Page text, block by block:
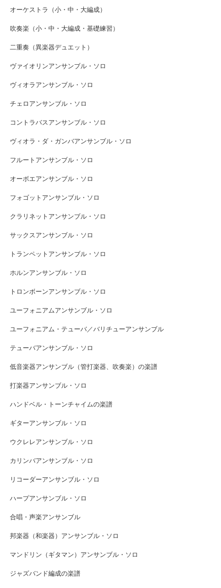
オーケストラ（小・中・大編成）
吹奏楽（小・中・大編成・基礎練習）
二重奏（異楽器デュエット）
ヴァイオリンアンサンブル・ソロ
ヴィオラアンサンブル・ソロ
チェロアンサンブル・ソロ
コントラバスアンサンブル・ソロ
ヴィオラ・ダ・ガンバアンサンブル・ソロ
フルートアンサンブル・ソロ
オーボエアンサンブル・ソロ
フォゴットアンサンブル・ソロ
クラリネットアンサンブル・ソロ
サックスアンサンブル・ソロ
トランペットアンサンブル・ソロ
ホルンアンサンブル・ソロ
トロンボーンアンサンブル・ソロ
ユーフォニアムアンサンブル・ソロ
ユーフォニアム・テューバ／バリチューアンサンブル
テューバアンサンブル・ソロ
低音楽器アンサンブル（管打楽器、吹奏楽）の楽譜
打楽器アンサンブル・ソロ
ハンドベル・トーンチャイムの楽譜
ギターアンサンブル・ソロ
ウクレレアンサンブル・ソロ
カリンバアンサンブル・ソロ
リコーダーアンサンブル・ソロ
ハープアンサンブル・ソロ
合唱・声楽アンサンブル
邦楽器（和楽器）アンサンブル・ソロ
マンドリン（ギタマン）アンサンブル・ソロ
ジャズバンド編成の楽譜